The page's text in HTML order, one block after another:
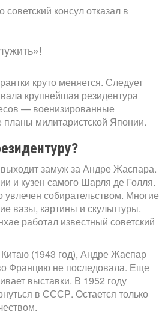
консул отказал в
круто меняется. Следует
крупнейшая резидентура
— военизированные
милитаристской Японии.
выходит замуж за Андре Жаспара.
и кузен самого Шарля де Голля.
собирательством. Многие
вазы, картины и скульптуры.
работал известный советский
(1943 год), Андре Жаспар
Францию не последовала. Еще
выставки. В 1952 году
в СССР. Остается только